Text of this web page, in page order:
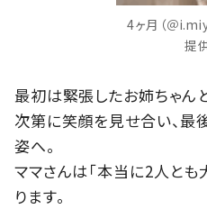
4ヶ月（＠
提
最初は緊張したお姉ちゃん
次第に笑顔を見せ合い、最
姿へ。
ママさんは「本当に2人とも
ります。